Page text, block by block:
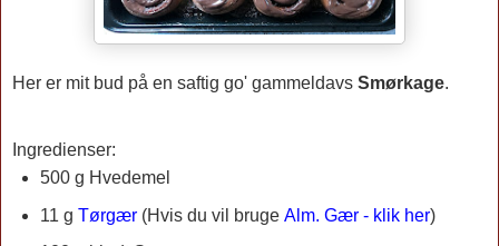
Her er mit bud på en saftig go' gammeldavs Smørkage.
Ingredienser:
500 g Hvedemel
11 g Tørgær(Hvis du vil bruge Alm. Gær - klik her)